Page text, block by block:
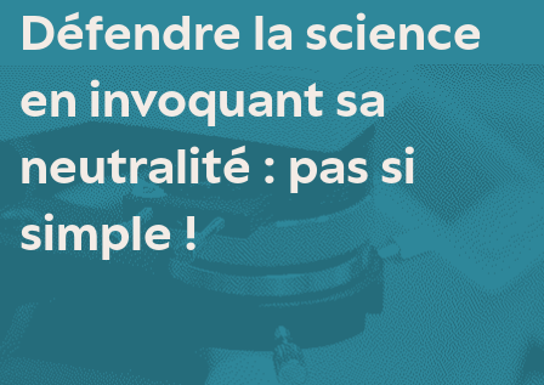
Défendre la science
en invoquant sa
neutralité : pas si
simple !